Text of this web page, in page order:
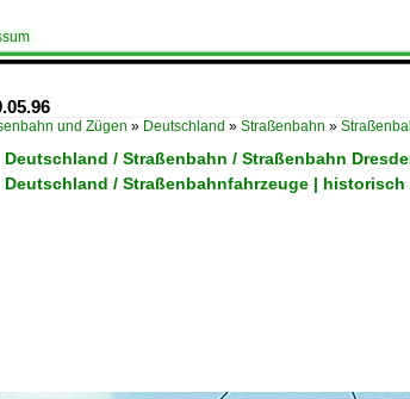
und Zügen » Deutschland » Straßenbahn »
Deutschland / Straßenbahn / Straßenbahn
Deutschland / Straßenbahnfahrzeuge | historisch